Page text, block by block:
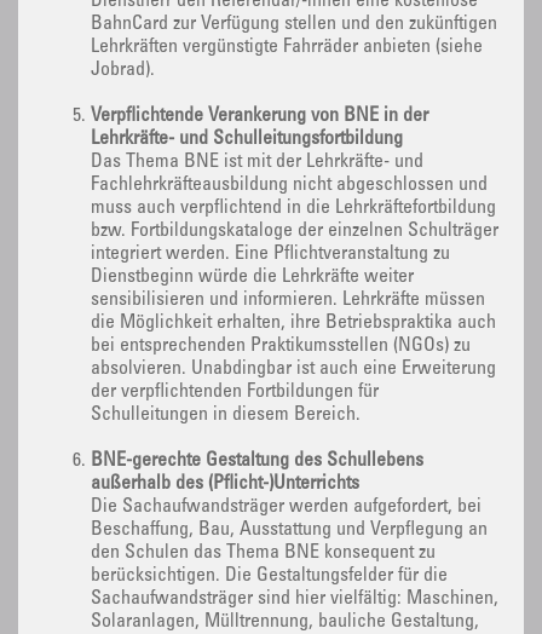
BahnCard zur Verfügung stellen und den zukünftigen
Lehrkräften vergünstigte Fahrräder anbieten (siehe
Jobrad).
Verpflichtende Verankerung von BNE in der
Lehrkräfte- und Schulleitungsfortbildung
Das Thema BNE ist mit der Lehrkräfte- und
Fachlehrkräfteausbildung nicht abgeschlossen und
muss auch verpflichtend in die Lehrkräftefortbildung
bzw. Fortbildungskataloge der einzelnen Schulträger
integriert werden. Eine Pflichtveranstaltung zu
Dienstbeginn würde die Lehrkräfte weiter
sensibilisieren und informieren. Lehrkräfte müssen
die Möglichkeit erhalten, ihre Betriebspraktika auch
bei entsprechenden Praktikumsstellen (NGOs) zu
absolvieren. Unabdingbar ist auch eine Erweiterung
der verpflichtenden Fortbildungen für
Schulleitungen in diesem Bereich.
BNE-gerechte Gestaltung des Schullebens
außerhalb des (Pflicht-)Unterrichts
Die Sachaufwandsträger werden aufgefordert, bei
Beschaffung, Bau, Ausstattung und Verpflegung an
den Schulen das Thema BNE konsequent zu
berücksichtigen. Die Gestaltungsfelder für die
Sachaufwandsträger sind hier vielfältig: Maschinen,
Solaranlagen, Mülltrennung, bauliche Gestaltung,